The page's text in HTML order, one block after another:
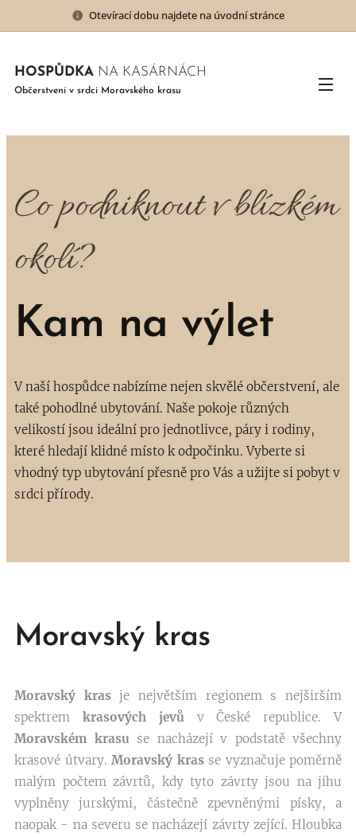
Otevírací dobu najdete na úvodní stránce
HOSPŮDKA NA KASÁRNÁCH
Občerstvení v srdci Moravského krasu
Co podniknout v blízkém
okolí?
Kam na výlet
V naší hospůdce nabízíme nejen skvělé občerstvení, ale
také pohodlné ubytování. Naše pokoje různých
velikostí jsou ideální pro jednotlivce, páry i rodiny,
které hledají klidné místo k odpočinku. Vyberte si
vhodný typ ubytování přesně pro Vás a užijte si pobyt v
srdci přírody.
Moravský kras
Moravský krasje největším regionem s nejširším
spektrem krasových jevův České republice. V
Moravském krasuse nacházejí v podstatě všechny
krasové útvary. Moravský krasse vyznačuje poměrně
malým počtem závrtů, kdy tyto závrty jsou na jihu
vyplněny jurskými, částečně zpevněnými písky, a
naopak - na severu se nacházejí závrty zející. Hloubka